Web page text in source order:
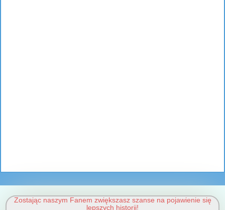
Zostając naszym Fanem zwiększasz szanse na pojawienie się
lepszych historii!